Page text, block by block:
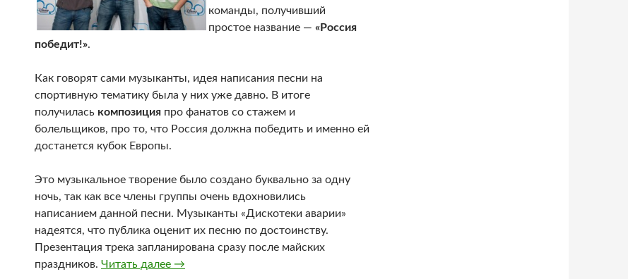
команды, получивший
простое название — «Россия
победит!».
Как говорят сами музыканты, идея написания песни на
спортивную тематику была у них уже давно. В итоге
получилась композиция про фанатов со стажем и
болельщиков, про то, что Россия должна победить и именно ей
достанется кубок Европы.
Это музыкальное творение было создано буквально за одну
ночь, так как все члены группы очень вдохновились
написанием данной песни. Музыканты «Дискотеки аварии»
надеятся, что публика оценит их песню по достоинству.
Презентация трека запланирована сразу после майских
праздников. Читать далее Группа «Дискотека авария» представит гимн российского болельщика
→